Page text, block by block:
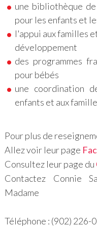
une bibliothèque
pour les enfants et
l'appui aux familles
développement
des programmes
pour bébés
une coordination
enfants et aux
Pour plus de
Allez voir leur page
Consultez leur page du
Contactez Connie
Madame
Téléphone : (902) 226-